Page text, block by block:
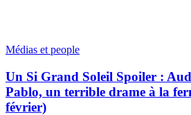
Médias et people
Un Si Grand Soleil Spoiler :
Pablo, un terrible drame à la
février)